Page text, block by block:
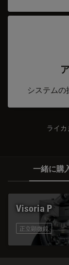
システム
ライ
一緒に購
Visoria P
正立顕微鏡